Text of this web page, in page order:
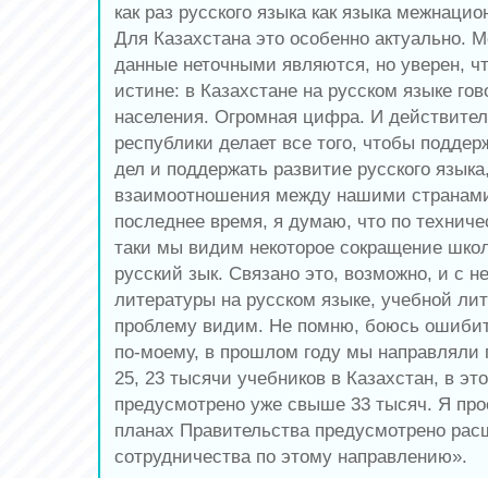
как раз русского языка как языка
Для Казахстана это особенно актуально.
данные неточными являются, но уверен,
истине: в Казахстане на русском языке
населения. Огромная цифра. И
республики делает все того, чтобы
дел и поддержать развитие русского
взаимоотношения между нашими
последнее время, я думаю, что по
таки мы видим некоторое сокращение
русский зык. Связано это, возможно, и с
литературы на русском языке, учебной
проблему видим. Не помню, боюсь
по-моему, в прошлом году мы направляли
25, 23 тысячи учебников в Казахстан, в
предусмотрено уже свыше 33 тысяч. Я
планах Правительства предусмотрено
сотрудничества по этому направлению».